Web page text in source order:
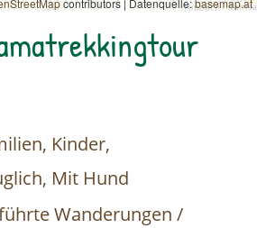
contributors | Datenquelle:basemap.at
Kinder,
Mit Hund
Wanderungen /